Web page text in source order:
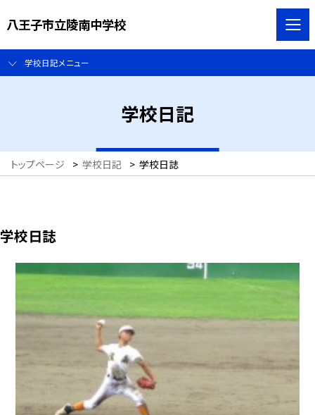
八王子市立陵南中学校
学校日記メニュー
学校日記
トップページ > 学校日記 > 学校日誌
学校日誌